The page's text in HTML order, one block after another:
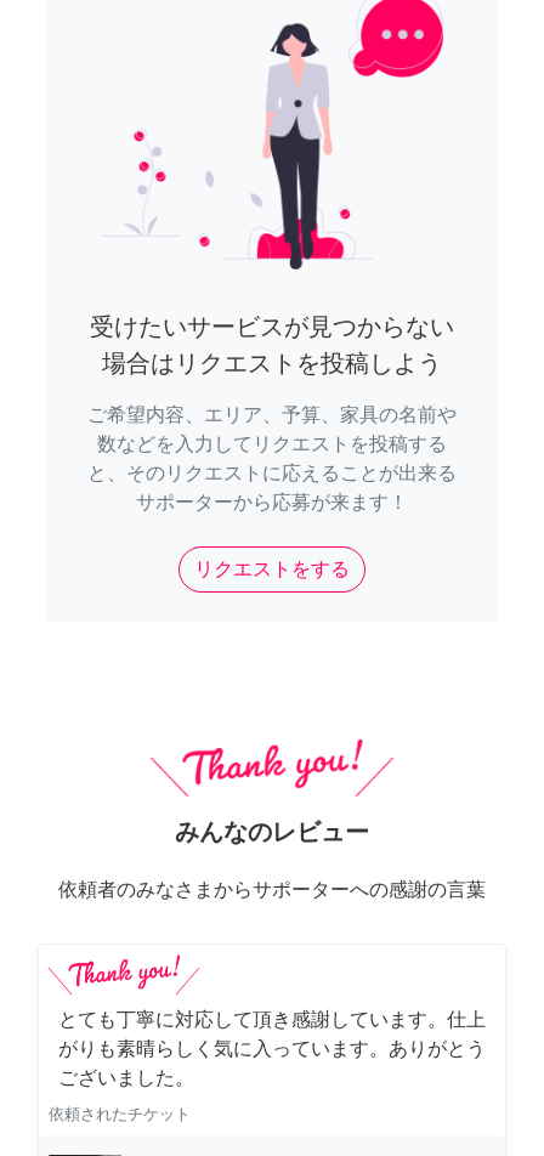
受けたいサービスが見つからない
場合はリクエストを投稿しよう
ご希望内容、エリア、予算、家具の名前や
数などを入力してリクエストを投稿する
と、そのリクエストに応えることが出来る
サポーターから応募が来ます！
リクエストをする
みんなのレビュー
依頼者のみなさまからサポーターへの感謝の言葉
とても丁寧に対応して頂き感謝しています。仕上
がりも素晴らしく気に入っています。ありがとう
ございました。
依頼されたチケット